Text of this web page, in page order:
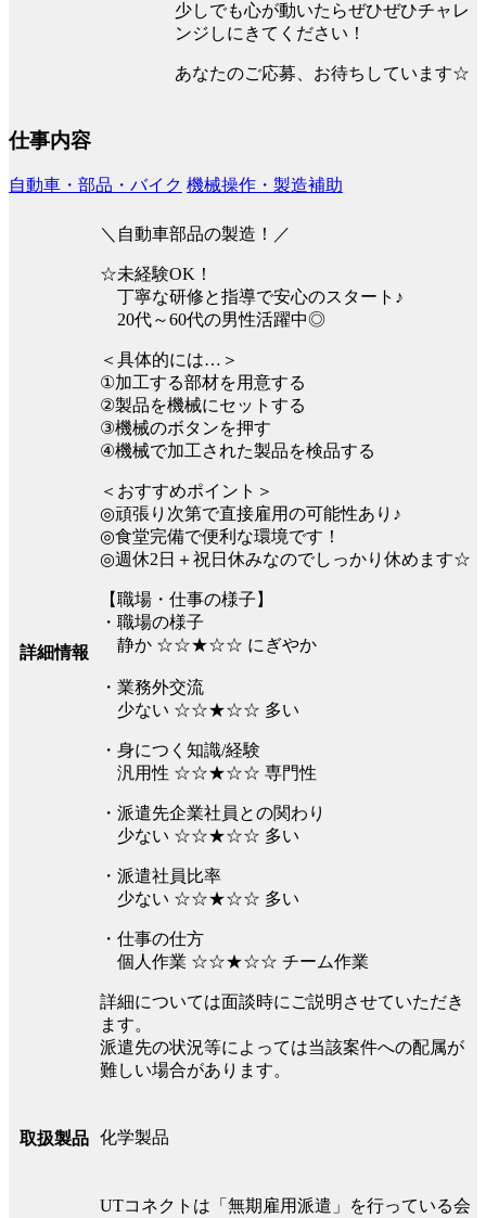
少しでも心が動いたらぜひぜひチャレ
ンジしにきてください！
あなたのご応募、お待ちしています☆
仕事内容
自動車・部品・バイク 機械操作・製造補助
詳細情報
＼自動車部品の製造！／
☆未経験OK！
丁寧な研修と指導で安心のスタート♪
20代～60代の男性活躍中◎
＜具体的には…＞
①加工する部材を用意する
②製品を機械にセットする
③機械のボタンを押す
④機械で加工された製品を検品する
＜おすすめポイント＞
◎頑張り次第で直接雇用の可能性あり♪
◎食堂完備で便利な環境です！
◎週休2日＋祝日休みなのでしっかり休めます☆
【職場・仕事の様子】
・職場の様子
静か ☆☆★☆☆ にぎやか
・業務外交流
少ない ☆☆★☆☆ 多い
・身につく知識/経験
汎用性 ☆☆★☆☆ 専門性
・派遣先企業社員との関わり
少ない ☆☆★☆☆ 多い
・派遣社員比率
少ない ☆☆★☆☆ 多い
・仕事の仕方
個人作業 ☆☆★☆☆ チーム作業
詳細については面談時にご説明させていただき
ます。
派遣先の状況等によっては当該案件への配属が
難しい場合があります。
取扱製品 化学製品
UTコネクトは「無期雇用派遣」を行っている会